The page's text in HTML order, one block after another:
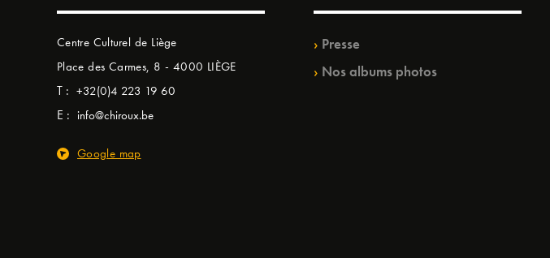
Centre Culturel de Liège
Place des Carmes, 8 - 4000 LIÈGE
T : +32(0)4 223 19 60
E : info@chiroux.be
Google map
Presse
Nos albums photos